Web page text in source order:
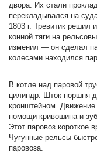
двора. Их стали
перекладывался на
1803 г. Тревитик решил
конной тяги на
изменил — он сделал
колесами находился
В котле над паровой
цилиндр. Шток поршня
кронштейном.
помощи кривошипа и
Этот паровоз короткое
Чугунные рельсы
паровоза.